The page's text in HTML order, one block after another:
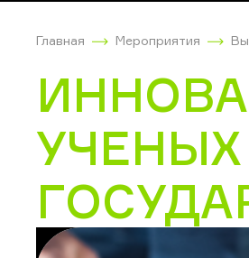
Главная Мероприятия